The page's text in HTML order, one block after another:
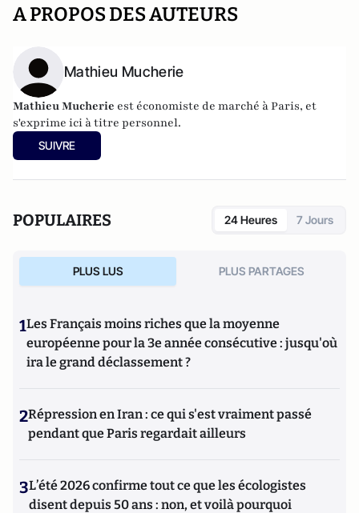
A PROPOS DES AUTEURS
Mathieu Mucherie
Mathieu Mucherie est économiste de marché à Paris, et
s'exprime ici à titre personnel.
SUIVRE
POPULAIRES 24 Heures 7 Jours
PLUS LUS PLUS PARTAGES
1Les Français moins riches que la moyenne
européenne pour la 3e année consécutive : jusqu'où
ira le grand déclassement ?
2Répression en Iran : ce qui s'est vraiment passé
pendant que Paris regardait ailleurs
3L’été 2026 confirme tout ce que les écologistes
disent depuis 50 ans : non, et voilà pourquoi